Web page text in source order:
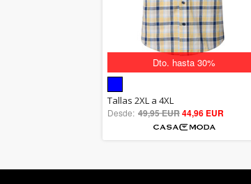
Dto. hasta 30%
5.00
out of 5
Tallas 2XL a 4XL
Desde: 49,95 EUR44,96 EUR